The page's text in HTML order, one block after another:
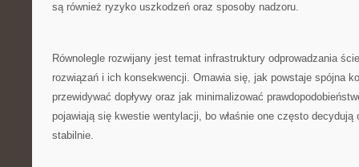
są również ryzyko uszkodzeń oraz sposoby nadzoru.
Równolegle rozwijany jest temat infrastruktury odprowadzania
rozwiązań i ich konsekwencji. Omawia się, jak powstaje spójna
przewidywać dopływy oraz jak minimalizować
pojawiają się kwestie wentylacji, bo właśnie one często decydują
stabilnie.